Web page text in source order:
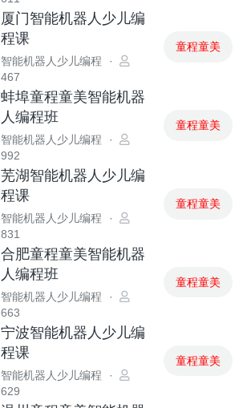
厦门智能机器人少儿编
程课
智能机器人少儿编程
·
467
童程童美
蚌埠童程童美智能机器
人编程班
智能机器人少儿编程
·
992
童程童美
芜湖智能机器人少儿编
程课
智能机器人少儿编程
·
831
童程童美
合肥童程童美智能机器
人编程班
智能机器人少儿编程
·
663
童程童美
宁波智能机器人少儿编
程课
智能机器人少儿编程
·
629
童程童美